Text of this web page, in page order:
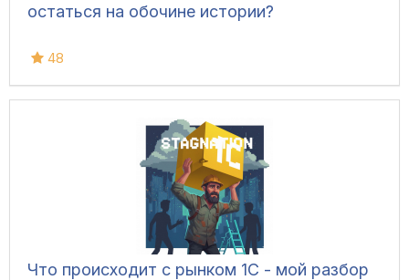
остаться на обочине истории?
48
Что происходит с рынком 1С - мой разбор